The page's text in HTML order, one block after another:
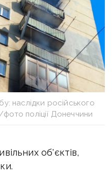
наслідки російського
поліції Донеччини
об'єктів,